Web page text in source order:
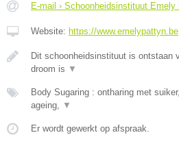
E-mail › Schoonheidsinstituut Emely
Website: https://www.emelypattyn.be
Dit schoonheidsinstituut is ontstaan
droom is ▼
Body Sugaring : ontharing met
ageing, ▼
Er wordt gewerkt op afspraak.